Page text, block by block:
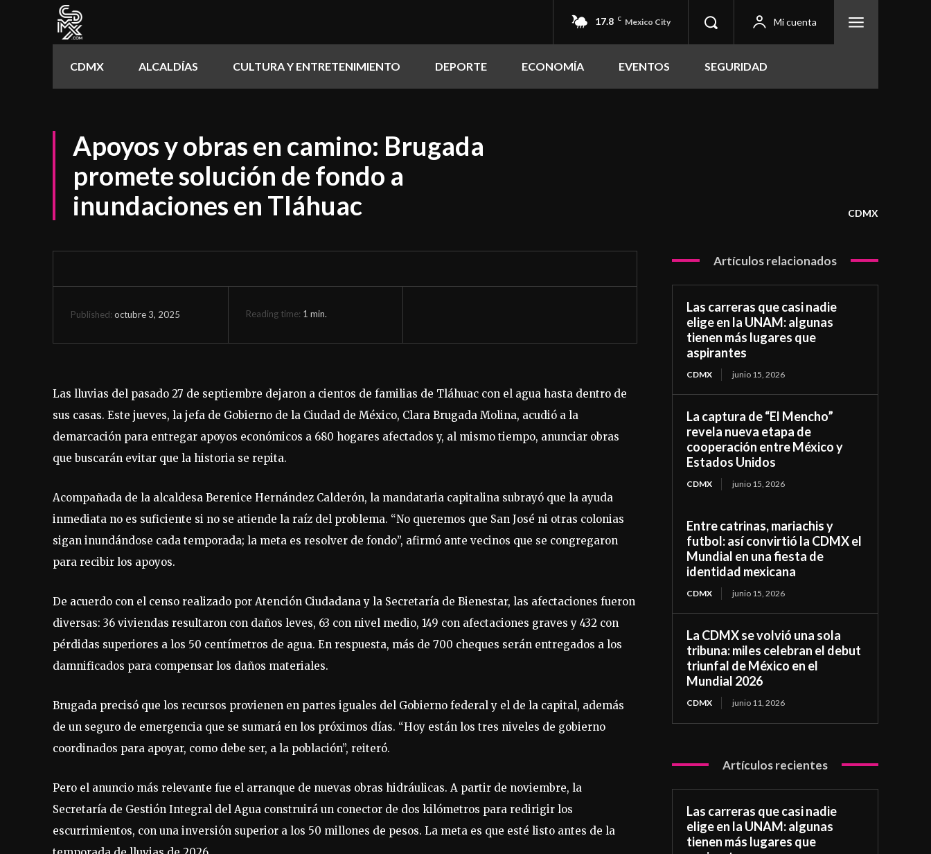
17.8 C Mexico City Mi cuenta
CDMX ALCALDÍAS CULTURA Y ENTRETENIMIENTO DEPORTE ECONOMÍA EVENTOS SEGURIDAD
Apoyos y obras en camino: Brugada
promete solución de fondo a
inundaciones en Tláhuac
CDMX
Published: octubre 3, 2025 Reading time: 1 min.
Las lluvias del pasado 27 de septiembre dejaron a cientos de familias de Tláhuac con el agua hasta dentro de
sus casas. Este jueves, la jefa de Gobierno de la Ciudad de México, Clara Brugada Molina, acudió a la
demarcación para entregar apoyos económicos a 680 hogares afectados y, al mismo tiempo, anunciar obras
que buscarán evitar que la historia se repita.
Acompañada de la alcaldesa Berenice Hernández Calderón, la mandataria capitalina subrayó que la ayuda
inmediata no es suficiente si no se atiende la raíz del problema. “No queremos que San José ni otras colonias
sigan inundándose cada temporada; la meta es resolver de fondo”, afirmó ante vecinos que se congregaron
para recibir los apoyos.
De acuerdo con el censo realizado por Atención Ciudadana y la Secretaría de Bienestar, las afectaciones fueron
diversas: 36 viviendas resultaron con daños leves, 63 con nivel medio, 149 con afectaciones graves y 432 con
pérdidas superiores a los 50 centímetros de agua. En respuesta, más de 700 cheques serán entregados a los
damnificados para compensar los daños materiales.
Brugada precisó que los recursos provienen en partes iguales del Gobierno federal y el de la capital, además
de un seguro de emergencia que se sumará en los próximos días. “Hoy están los tres niveles de gobierno
coordinados para apoyar, como debe ser, a la población”, reiteró.
Pero el anuncio más relevante fue el arranque de nuevas obras hidráulicas. A partir de noviembre, la
Secretaría de Gestión Integral del Agua construirá un conector de dos kilómetros para redirigir los
escurrimientos, con una inversión superior a los 50 millones de pesos. La meta es que esté listo antes de la
Artículos relacionados
Las carreras que casi nadie
elige en la UNAM: algunas
tienen más lugares que
aspirantes
CDMX junio 15, 2026
La captura de “El Mencho”
revela nueva etapa de
cooperación entre México y
Estados Unidos
CDMX junio 15, 2026
Entre catrinas, mariachis y
futbol: así convirtió la CDMX el
Mundial en una fiesta de
identidad mexicana
CDMX junio 15, 2026
La CDMX se volvió una sola
tribuna: miles celebran el debut
triunfal de México en el
Mundial 2026
CDMX junio 11, 2026
Artículos recientes
Las carreras que casi nadie
elige en la UNAM: algunas
tienen más lugares que